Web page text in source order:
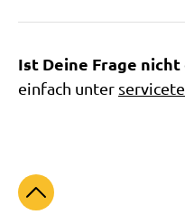
Ist Deine Frage nicht
einfach unter
Zum Seitenanfang